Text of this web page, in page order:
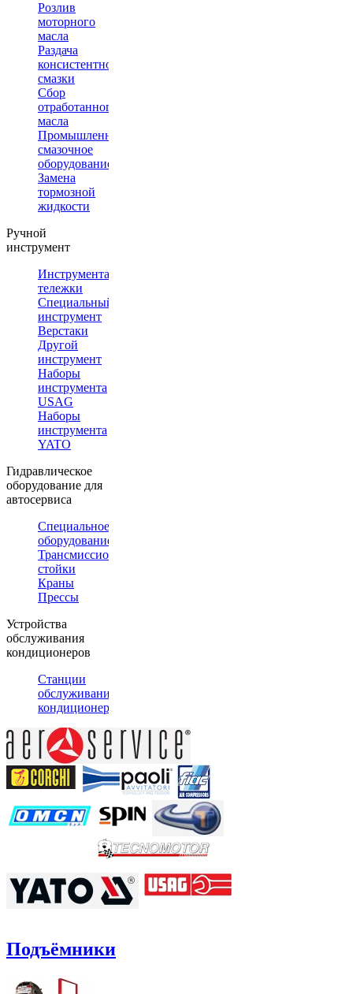
Розлив
моторного
масла
Раздача
консистентной
смазки
Сбор
отработанного
масла
Промышленное
смазочное
оборудование
Замена
тормозной
жидкости
Ручной
инструмент
Инструментальные
тележки
Специальный
инструмент
Верстаки
Другой
инструмент
Наборы
инструмента
USAG
Наборы
инструмента
YATO
Гидравлическое
оборудование для
автосервиса
Специальное
оборудование
Трансмиссионные
стойки
Краны
Прессы
Устройства
обслуживания
кондиционеров
Станции
обслуживания
кондиционеров
Подъёмники